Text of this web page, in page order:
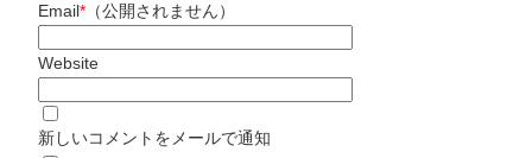
Email*（公開されません）
Website
新しいコメントをメールで通知